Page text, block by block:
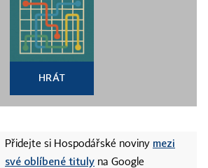
HRÁT
Přidejte si Hospodářské noviny mezi
své oblíbené tituly na Google